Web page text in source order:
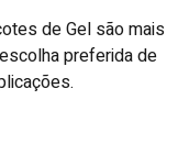
de Gel são mais
preferida de